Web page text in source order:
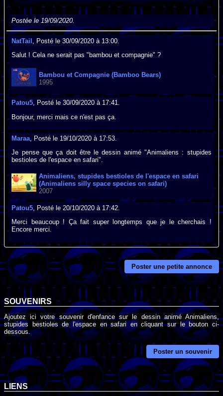
Postée le 19/09/2020.
NatTail , Posté le 30/09/2020 à 13:00.
Salut ! Cela ne serait pas "bambou et compagnie" ?
Bambou et Compagnie (Bamboo Bears)
1995
Patou5, Posté le 30/09/2020 à 17:41.
Bonjour, merci mais ce n'est pas ça.
Maraa , Posté le 19/10/2020 à 17:53.
Je pense que ça doit être le dessin animé "Animaliens : stupides
bestioles de l'espace en safari".
Animaliens, stupides bestioles de l'espace en safari
(Animaliens silly space species on safari)
2007
Patou5 , Posté le 20/10/2020 à 17:42.
Merci beaucoup ! Ça fait super longtemps que je le cherchais !
Encore merci.
Poster une petite annonce
SOUVENIRS
Ajoutez ici votre souvenir d'enfance sur le dessin animé Animaliens,
stupides bestioles de l'espace en safari en cliquant sur le bouton ci-
dessous.
Poster un souvenir
LIENS